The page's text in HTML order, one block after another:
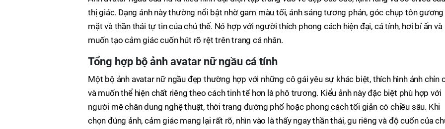
thị giác. Dạng ảnh này thường nổi bật nhờ gam màu tối, ánh sáng tương phản, góc chụp tôn gương
mặt và thần thái tự tin của chủ thể. Nó hợp với người thích phong cách hiện đại, cá tính, hơi bí ẩn và
muốn tạo cảm giác cuốn hút rõ rệt trên trang cá nhân.
Tổng hợp bộ ảnh avatar nữ ngầu cá tính
Một bộ ảnh avatar nữ ngầu đẹp thường hợp với những cô gái yêu sự khác biệt, thích hình ảnh chỉn
và muốn thể hiện chất riêng theo cách tinh tế hơn là phô trương. Kiểu ảnh này đặc biệt phù hợp với
người mê chân dung nghệ thuật, thời trang đường phố hoặc phong cách tối giản có chiều sâu. Khi
chọn đúng ảnh, cảm giác mang lại rất rõ, nhìn vào là thấy ngay thần thái, gu riêng và độ cuốn của